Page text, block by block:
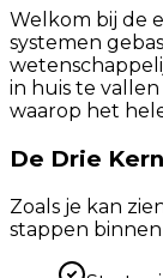
Welkom bij de
systemen
in huis te
waarop het
De Drie
Zoals je kan
stappen